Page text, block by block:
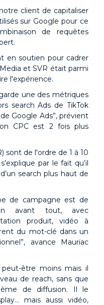
client de capitaliser
sur Google pour ce
de requêtes
en soutien pour cadrer
et SVR était parmi
l'expérience.
une des métriques
search Ads de TikTok
Google Ads”, prévient
CPC est 2 fois plus
sont de l'ordre de 1 à 10
par le fait qu’il
search plus haut de
de campagne est de
avant tout, avec
produit, vidéo à
du mot-clé dans un
avance Mauriac
peut-être moins mais il
de reach, sans que
de diffusion. Il le
mais aussi vidéo,